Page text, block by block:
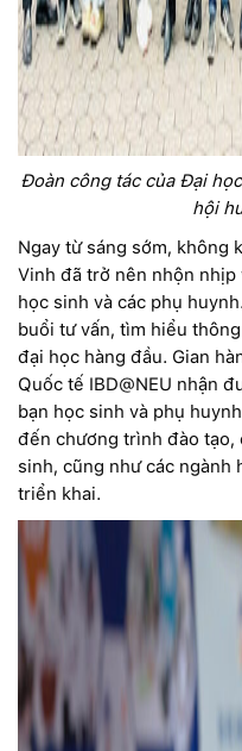
Đoàn công tác của Đại
hội
Ngay từ sáng sớm, không
Vinh đã trở nên nhộn
học sinh và các phụ
buổi tư vấn, tìm hiểu
đại học hàng đầu. Gian
Quốc tế IBD@NEU nhận
bạn học sinh và phụ
đến chương trình đào
sinh, cũng như các ngành
triển khai.